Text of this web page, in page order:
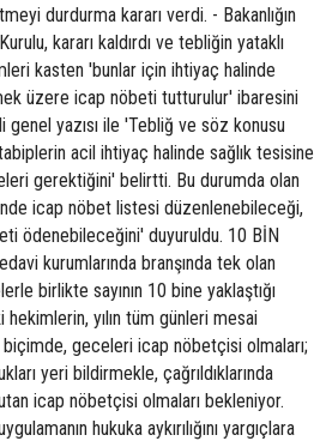
durdurma kararı verdi. - Bakanlığın
kararı kaldırdı ve tebliğin yataklı
kasten 'bunlar için ihtiyaç halinde
üzere icap nöbeti tutturulur' ibaresini
genel yazısı ile 'Tebliğ ve söz konusu
acil ihtiyaç halinde sağlık tesisine
gerektiğini' belirtti. Bu durumda olan
icap nöbet listesi düzenlenebileceği,
ödenebileceğini' duyuruldu. 10 BİN
kurumlarında branşında tek olan
birlikte sayının 10 bine yaklaştığı
yılın tüm günleri mesai
biçimde, geceleri icap nöbetçisi olmaları;
yeri bildirmekle, çağrıldıklarında
icap nöbetçisi olmaları bekleniyor.
hukuka aykırılığını yargıçlara